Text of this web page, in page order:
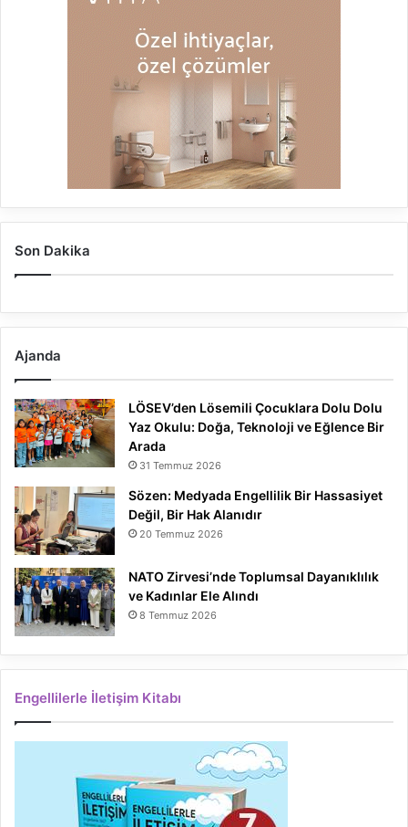
Son Dakika
Ajanda
LÖSEV’den Lösemili Çocuklara Dolu Dolu
Yaz Okulu: Doğa, Teknoloji ve Eğlence Bir
Arada
31 Temmuz 2026
Sözen: Medyada Engellilik Bir Hassasiyet
Değil, Bir Hak Alanıdır
20 Temmuz 2026
NATO Zirvesi’nde Toplumsal Dayanıklılık
ve Kadınlar Ele Alındı
8 Temmuz 2026
Engellilerle İletişim Kitabı